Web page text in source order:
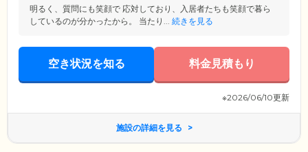
明るく、質問にも笑顔で 応対しており、入居者たちも笑顔で暮ら
しているのが分かったから。 当たり... 続きを見る
空き状況を知る 料金見積もり
※2026/06/10更新
施設の詳細を見る